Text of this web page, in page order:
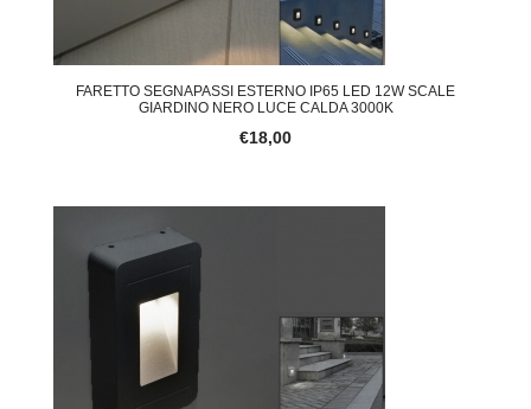
FARETTO SEGNAPASSI ESTERNO IP65 LED 12W SCALE
GIARDINO NERO LUCE CALDA 3000K
€18,00